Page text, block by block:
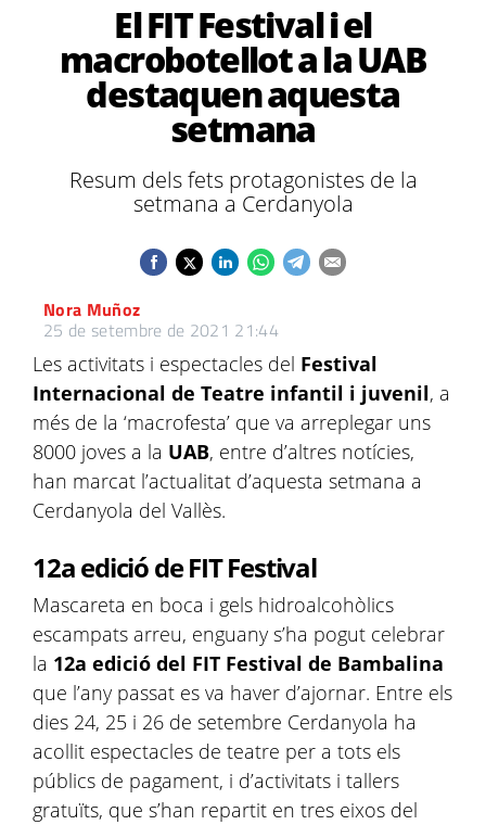
El FIT Festival i el
macrobotellot a la UAB
destaquen aquesta
setmana
Resum dels fets protagonistes de la
setmana a Cerdanyola
Nora Muñoz
25 de setembre de 2021 21:44
Les activitats i espectacles del Festival
Internacional de Teatre infantil i juvenil, a
més de la ‘macrofesta’ que va arreplegar uns
8000 joves a la UAB, entre d’altres notícies,
han marcat l’actualitat d’aquesta setmana a
Cerdanyola del Vallès.
12a edició de FIT Festival
Mascareta en boca i gels hidroalcohòlics
escampats arreu, enguany s’ha pogut celebrar
la 12a edició del FIT Festival de Bambalina
que l’any passat es va haver d’ajornar. Entre els
dies 24, 25 i 26 de setembre Cerdanyola ha
acollit espectacles de teatre per a tots els
públics de pagament, i d’activitats i tallers
gratuïts, que s’han repartit en tres eixos del